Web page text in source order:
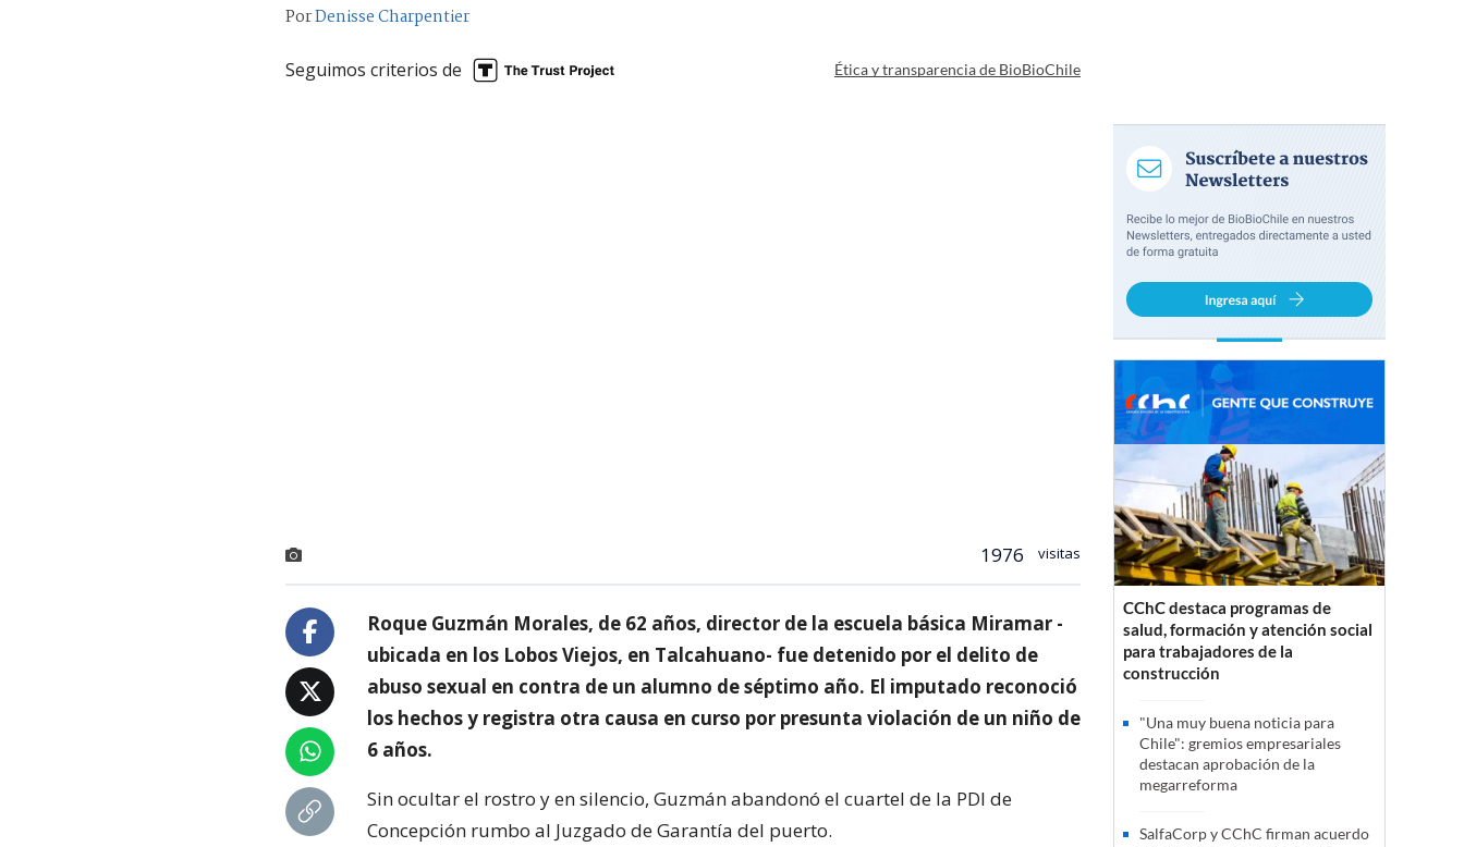
PorDenisse Charpentier
Seguimos criterios de Ética y transparencia de BioBioChile
1976 visitas
Roque Guzmán Morales, de 62 años, director de la escuela básica Miramar -
ubicada en los Lobos Viejos, en Talcahuano- fue detenido por el delito de
abuso sexual en contra de un alumno de séptimo año. El imputado reconoció
los hechos y registra otra causa en curso por presunta violación de un niño de
6 años.
Sin ocultar el rostro y en silencio, Guzmán abandonó el cuartel de la PDI de
Concepción rumbo al Juzgado de Garantía del puerto.
CChC destaca programas de
salud, formación y atención social
para trabajadores de la
construcción
"Una muy buena noticia para
Chile": gremios empresariales
destacan aprobación de la
megarreforma
SalfaCorp y CChC firman acuerdo